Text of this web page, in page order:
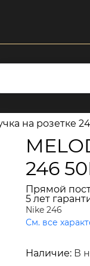
на розетке
246
Прямой
5 лет
Nike 246
См. все
Наличие: В